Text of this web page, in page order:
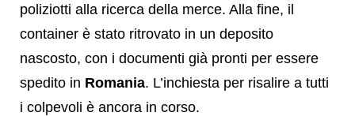
poliziotti alla ricerca della merce. Alla fine, il
container è stato ritrovato in un deposito
nascosto, con i documenti già pronti per essere
spedito in Romania. L’inchiesta per risalire a tutti
i colpevoli è ancora in corso.